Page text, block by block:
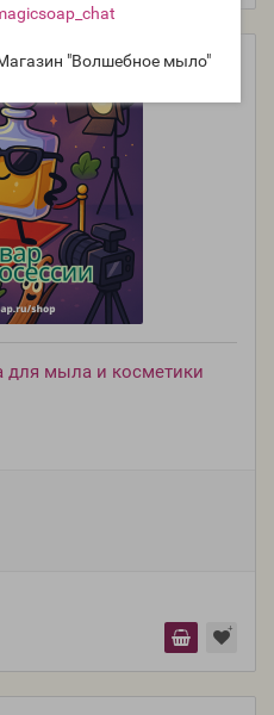
"Волшебное мыло"
для мыла и косметики